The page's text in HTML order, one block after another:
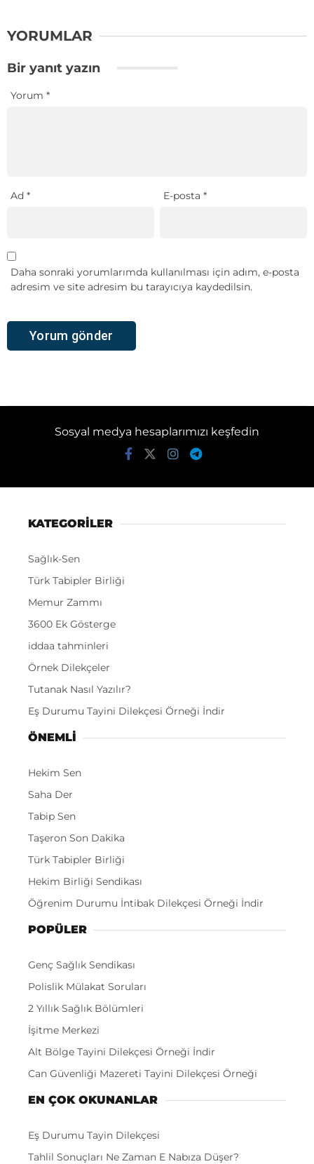
YORUMLAR
Bir yanıt yazın
Yorum *
Ad * E-posta*
Daha sonraki yorumlarımda kullanılması için adım, e-posta
adresim ve site adresim bu tarayıcıya kaydedilsin.
Sosyal medya hesaplarımızı keşfedin
KATEGORİLER
Sağlık-Sen
Türk Tabipler Birliği
Memur Zammı
3600 Ek Gösterge
iddaa tahminleri
Örnek Dilekçeler
Tutanak Nasıl Yazılır?
Eş Durumu Tayini Dilekçesi Örneği İndir
ÖNEMLI
Hekim Sen
Saha Der
Tabip Sen
Taşeron Son Dakika
Türk Tabipler Birliği
Hekim Birliği Sendikası
Öğrenim Durumu İntibak Dilekçesi Örneği İndir
POPÜLER
Genç Sağlık Sendikası
Polislik Mülakat Soruları
2 Yıllık Sağlık Bölümleri
İşitme Merkezi
Alt Bölge Tayini Dilekçesi Örneği İndir
Can Güvenliği Mazereti Tayini Dilekçesi Örneği
EN ÇOK OKUNANLAR
Eş Durumu Tayin Dilekçesi
Tahlil Sonuçları Ne Zaman E Nabıza Düşer?